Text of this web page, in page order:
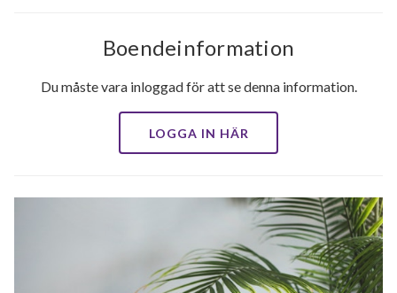
Boendeinformation
Du måste vara inloggad för att se denna information.
LOGGA IN HÄR